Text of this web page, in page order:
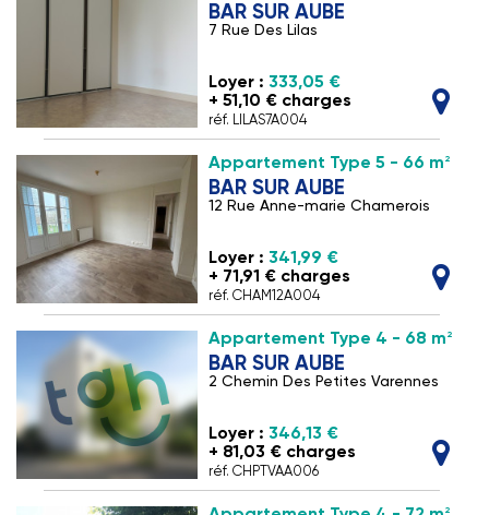
BAR SUR AUBE
7 Rue Des Lilas
Loyer : 333,05 €
+ 51,10 € charges
réf. LILAS7A004
Appartement Type 5 - 66 m 2
BAR SUR AUBE
12 Rue Anne-marie Chamerois
Loyer : 341,99 €
+ 71,91 € charges
réf. CHAM12A004
Appartement Type 4 - 68 m 2
BAR SUR AUBE
2 Chemin Des Petites Varennes
Loyer : 346,13 €
+ 81,03 € charges
réf. CHPTVAA006
2